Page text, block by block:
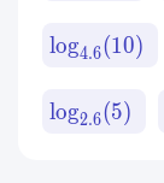
log4.6(10)
log2.6(5)